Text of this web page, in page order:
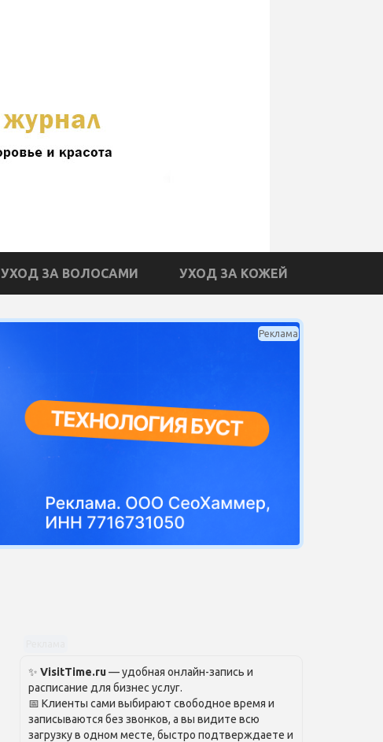
УХОД ЗА ВОЛОСАМИ УХОД ЗА КОЖЕЙ
Реклама
✨ VisitTime.ru— удобная онлайн-запись и
расписание для бизнес услуг.
📅 Клиенты сами выбирают свободное время и
записываются без звонков, а вы видите всю
загрузку в одном месте, быстро подтверждаете и